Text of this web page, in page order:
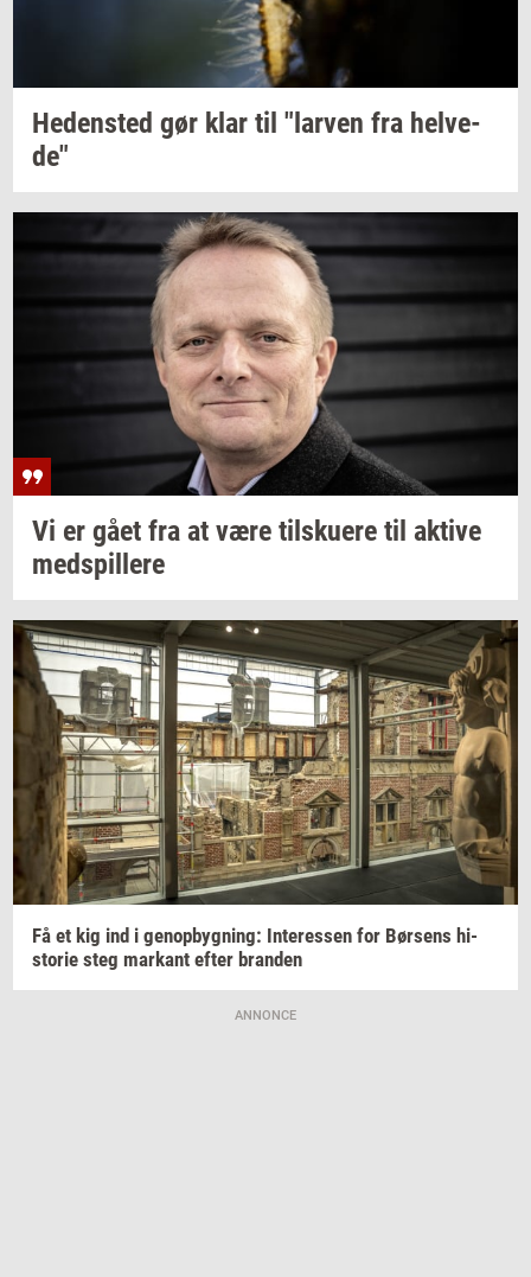
He­den­sted gør klar til "lar­ven fra hel­ve­
de"
Vi er gået fra at være til­sku­e­re til ak­ti­ve
med­spil­le­re
Få et kig ind i genop­byg­ning: In­ter­es­sen for Bør­sens hi­
sto­rie steg mar­kant efter bran­den
ANNONCE